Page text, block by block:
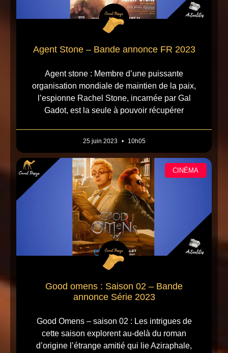
Agent Stone – Bande annonce FR 2023
Agent stone : Membre d’une puissante
organisation mondiale de maintien de la paix,
l’espionne Rachel Stone, incarnée par Gal
Gadot, est la seule à pouvoir récupérer
25 juin 2023 10h05
CINÉMA
Good omens : Saison 02 – Bande
annonce Série 2023
Good Omens – saison 02 : Les intrigues de
cette saison explorent au-delà du roman
d’origine l’étrange amitié qui lie Aziraphale,